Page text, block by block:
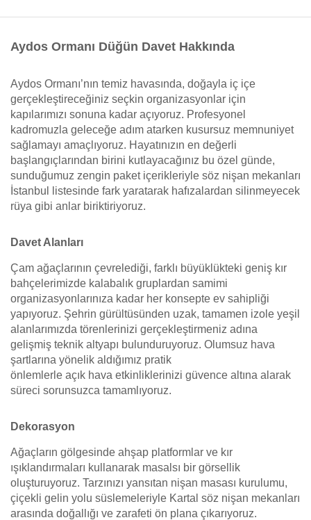
Aydos Ormanı Düğün Davet Hakkında
Aydos Ormanı’nın temiz havasında, doğayla iç içe
gerçekleştireceğiniz seçkin organizasyonlar için
kapılarımızı sonuna kadar açıyoruz. Profesyonel
kadromuzla geleceğe adım atarken kusursuz memnuniyet
sağlamayı amaçlıyoruz. Hayatınızın en değerli
başlangıçlarından birini kutlayacağınız bu özel günde,
sunduğumuz zengin paket içerikleriyle söz nişan mekanları
İstanbul listesinde fark yaratarak hafızalardan silinmeyecek
rüya gibi anlar biriktiriyoruz.
Davet Alanları
Çam ağaçlarının çevrelediği, farklı büyüklükteki geniş kır
bahçelerimizde kalabalık gruplardan samimi
organizasyonlarınıza kadar her konsepte ev sahipliği
yapıyoruz. Şehrin gürültüsünden uzak, tamamen izole yeşil
alanlarımızda törenlerinizi gerçekleştirmeniz adına
gelişmiş teknik altyapı bulunduruyoruz. Olumsuz hava
şartlarına yönelik aldığımız pratik
önlemlerle açık hava etkinliklerinizi güvence altına alarak
süreci sorunsuzca tamamlıyoruz.
Dekorasyon
Ağaçların gölgesinde ahşap platformlar ve kır
ışıklandırmaları kullanarak masalsı bir görsellik
oluşturuyoruz. Tarzınızı yansıtan nişan masası kurulumu,
çiçekli gelin yolu süslemeleriyle Kartal söz nişan mekanları
arasında doğallığı ve zarafeti ön plana çıkarıyoruz.